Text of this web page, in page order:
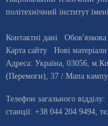
політехнічний інститут
Контактні дані
Карта сайту
Нові матеріали
Адреса: Україна, 03056, м.
(Перемоги), 37 / Мапа
Телефон загального відділу:
станцiї: +38 044 204 9494,